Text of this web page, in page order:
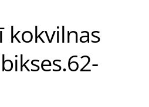
kokvilnas